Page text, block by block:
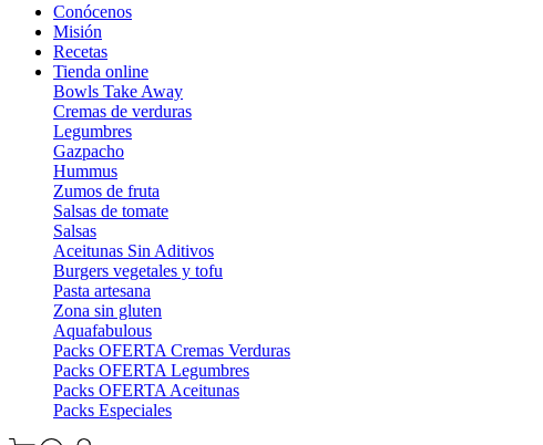
Conócenos
Misión
Recetas
Tienda online
Bowls Take Away
Cremas de verduras
Legumbres
Gazpacho
Hummus
Zumos de fruta
Salsas de tomate
Salsas
Aceitunas Sin Aditivos
Burgers vegetales y tofu
Pasta artesana
Zona sin gluten
Aquafabulous
Packs OFERTA Cremas Verduras
Packs OFERTA Legumbres
Packs OFERTA Aceitunas
Packs Especiales